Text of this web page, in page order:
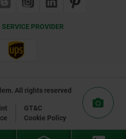
PROVIDER
All rights reserved
GT&C
Cookie Policy